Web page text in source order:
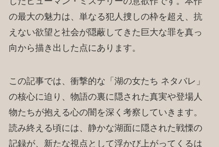
の最大の魅力は、単なる犯人捜しの枠を超え、抗
えない欲望と社会が隠蔽してきた巨大な罪を真っ
向から描き出した点にあります。
この記事では、衝撃的な「湖の女たち ネタバレ」
の核心に迫り、物語の裏に隠された真実や登場人
物たちが抱える心の闇を深く考察していきます。
読み終える頃には、静かな湖面に隠された戦慄の
記録が、新たな視点として浮かび上がってくるは